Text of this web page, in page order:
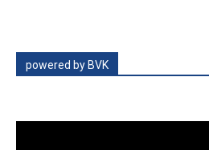
powered by BVK